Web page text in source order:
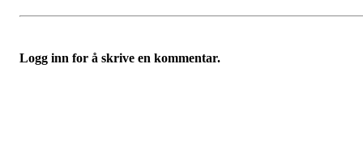
Logg inn for å skrive en kommentar.